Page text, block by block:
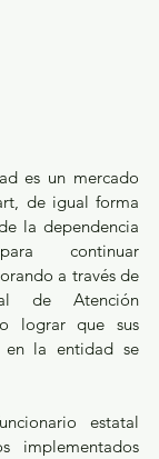
es un mercado
de igual forma
la dependencia
continuar
a través de
de Atención
lograr que sus
en la entidad se
estatal
implementados